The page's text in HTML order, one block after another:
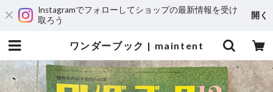
Instagramでフォローしてショップの最新情報を受け
取ろう
開く
ワンダーブック | maintent